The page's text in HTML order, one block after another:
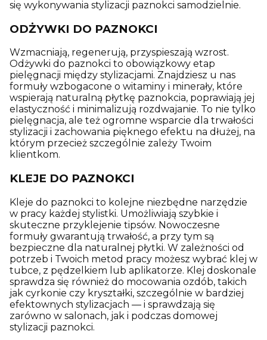
się wykonywania stylizacji paznokci samodzielnie.
ODŻYWKI DO PAZNOKCI
Wzmacniają, regenerują, przyspieszają wzrost.
Odżywki do paznokci to obowiązkowy etap
pielęgnacji między stylizacjami. Znajdziesz u nas
formuły wzbogacone o witaminy i minerały, które
wspierają naturalną płytkę paznokcia, poprawiają jej
elastyczność i minimalizują rozdwajanie. To nie tylko
pielęgnacja, ale też ogromne wsparcie dla trwałości
stylizacji i zachowania pięknego efektu na dłużej, na
którym przecież szczególnie zależy Twoim
klientkom.
KLEJE DO PAZNOKCI
Kleje do paznokci to kolejne niezbędne narzędzie
w pracy każdej stylistki. Umożliwiają szybkie i
skuteczne przyklejenie tipsów. Nowoczesne
formuły gwarantują trwałość, a przy tym są
bezpieczne dla naturalnej płytki. W zależności od
potrzeb i Twoich metod pracy możesz wybrać klej w
tubce, z pędzelkiem lub aplikatorze. Klej doskonale
sprawdza się również do mocowania ozdób, takich
jak cyrkonie czy kryształki, szczególnie w bardziej
efektownych stylizacjach — i sprawdzają się
zarówno w salonach, jak i podczas domowej
stylizacji paznokci.